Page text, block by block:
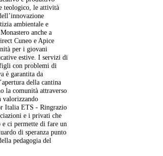
teologico, le attività
ambientale e
anche a
Cuneo e Apice
per i giovani
estive. I servizi di
con problemi di
è garantita da
della cantina
la comunità attraverso
valorizzando
Italia ETS - Ringrazio
e i privati che
ci permette di fare un
di speranza punto
pedagogia del